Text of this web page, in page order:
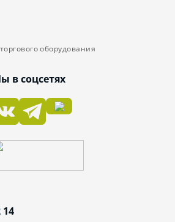
оборудования
в соцсетях
14